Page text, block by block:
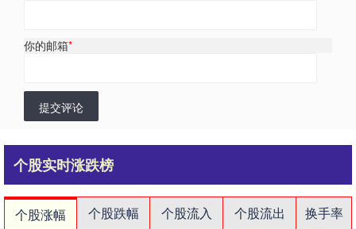
你的邮箱*
提交评论
个股实时涨跌榜
个股涨幅 个股跌幅 个股流入 个股流出
换手率